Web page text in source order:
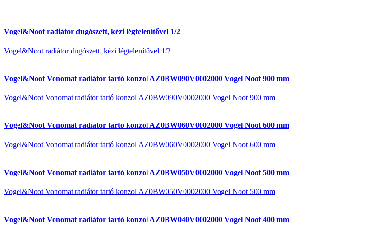
Vogel&Noot radiátor dugószett, kézi légtelenítővel 1/2
Vogel&Noot radiátor dugószett, kézi légtelenítővel 1/2
Vogel&Noot Vonomat radiátor tartó konzol AZ0BW090V0002000 Vogel Noot 900 mm
Vogel&Noot Vonomat radiátor tartó konzol AZ0BW090V0002000 Vogel Noot 900 mm
Vogel&Noot Vonomat radiátor tartó konzol AZ0BW060V0002000 Vogel Noot 600 mm
Vogel&Noot Vonomat radiátor tartó konzol AZ0BW060V0002000 Vogel Noot 600 mm
Vogel&Noot Vonomat radiátor tartó konzol AZ0BW050V0002000 Vogel Noot 500 mm
Vogel&Noot Vonomat radiátor tartó konzol AZ0BW050V0002000 Vogel Noot 500 mm
Vogel&Noot Vonomat radiátor tartó konzol AZ0BW040V0002000 Vogel Noot 400 mm